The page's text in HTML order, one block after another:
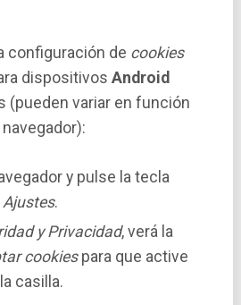
configuración de cookies
dispositivos Android
(pueden variar en función
y pulse la tecla
Ajustes.
y Privacidad, verá la
cookiespara que active
casilla.